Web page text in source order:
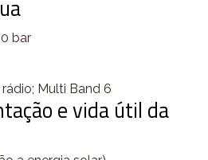
bar
Multi Band 6
e vida útil da